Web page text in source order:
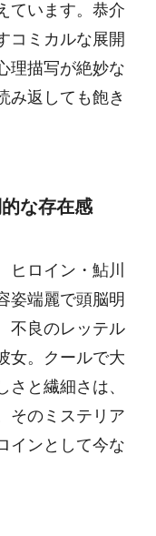
ています。恭介
コミカルな展開
理描写が絶妙な
み返しても飽き
な存在感
ヒロイン・鮎川
姿端麗で頭脳明
不良のレッテル
女。クールで大
さと繊細さは、
そのミステリア
インとして今な